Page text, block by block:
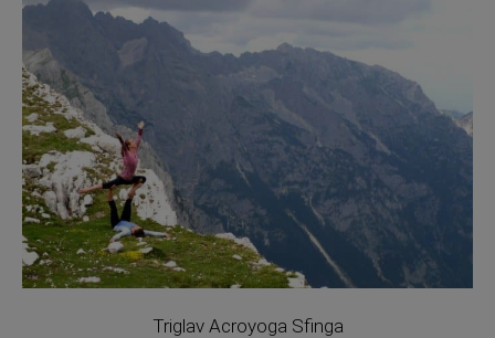
Triglav Acroyoga Sfinga